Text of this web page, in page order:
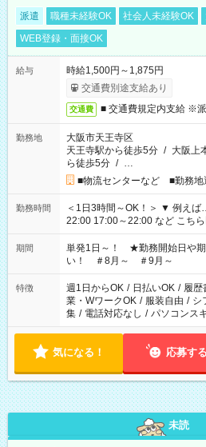
派遣 職種未経験OK 社会人未経験OK
WEB登録・面接OK
給与
時給1,500円～1,875円
交通費別途支給あり
交通費 ■ 交通費規定内支給 ※
勤務地
大阪市天王寺区
天王寺駅から徒歩5分 / 大阪上
ら徒歩5分 / …
■物流センターなど ■勤務地
勤務時間
＜1日3時間～OK！＞ ▼ 例えば… ▼ 15:00～18:00 15:00～
22:00 17:00～22:00 など こちら以外の時間もお気軽にご相談く
ださい！
期間
単発1日～！ ★勤務開始日や期
い！ ＃8月～ ＃9月～
特徴 週1日からOK / 日払いOK / 履歴
業・WワークOK / 服装自由 / シ
集 / 電話対応なし / パソコンス
気になる！ 応募する
未読